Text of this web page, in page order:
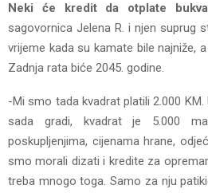
Neki će kredit da otplate
sagovornica Jelena R. i njen suprug
vrijeme kada su kamate bile najniže,
Zadnja rata biće 2045. godine.
-Mi smo tada kvadrat platili 2.000
sada gradi, kvadrat je 5.000
poskupljenjima, cijenama hrane,
smo morali dizati i kredite za
treba mnogo toga. Samo za nju